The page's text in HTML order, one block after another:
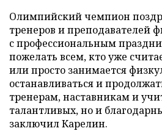
Олимпийский чемпион
тренеров и преподавателей
с профессиональным
пожелать всем, кто уже
или просто занимается
останавливаться и
тренерам, наставникам и
талантливых, но и
заключил Карелин.